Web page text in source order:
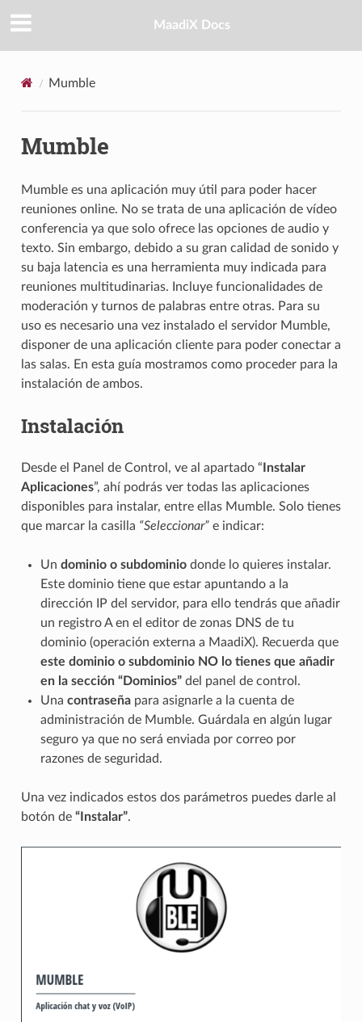
MaadiX Docs
Mumble
Mumble
Mumble es una aplicación muy útil para poder hacer
reuniones online. No se trata de una aplicación de vídeo
conferencia ya que solo ofrece las opciones de audio y
texto. Sin embargo, debido a su gran calidad de sonido y
su baja latencia es una herramienta muy indicada para
reuniones multitudinarias. Incluye funcionalidades de
moderación y turnos de palabras entre otras. Para su
uso es necesario una vez instalado el servidor Mumble,
disponer de una aplicación cliente para poder conectar a
las salas. En esta guía mostramos como proceder para la
instalación de ambos.
Instalación
Desde el Panel de Control, ve al apartado “ Instalar
Aplicaciones”, ahí podrás ver todas las aplicaciones
disponibles para instalar, entre ellas Mumble. Solo tienes
que marcar la casilla “Seleccionar”e indicar:
Un dominio o subdominiodonde lo quieres instalar.
Este dominio tiene que estar apuntando a la
dirección IP del servidor, para ello tendrás que añadir
un registro A en el editor de zonas DNS de tu
dominio (operación externa a MaadiX). Recuerda que
este dominio o subdominio NO lo tienes que añadir
en la sección “Dominios”del panel de control.
Una contraseñapara asignarle a la cuenta de
administración de Mumble. Guárdala en algún lugar
seguro ya que no será enviada por correo por
razones de seguridad.
Una vez indicados estos dos parámetros puedes darle al
botón de “Instalar”.